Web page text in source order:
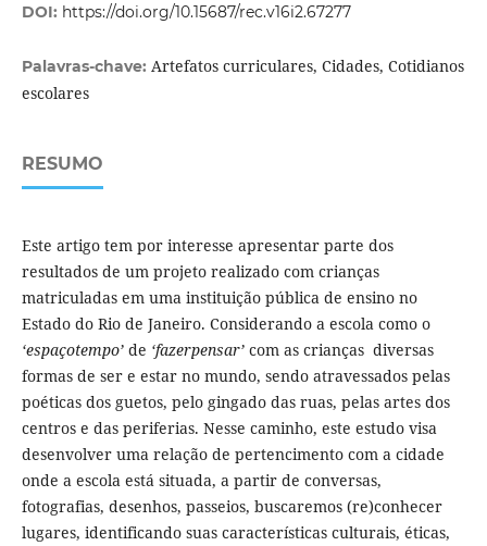
DOI: https://doi.org/10.15687/rec.v16i2.67277
Palavras-chave: Artefatos curriculares, Cidades, Cotidianos
escolares
RESUMO
Este artigo tem por interesse apresentar parte dos
resultados de um projeto realizado com crianças
matriculadas em uma instituição pública de ensino no
Estado do Rio de Janeiro. Considerando a escola como o
‘espaçotempo’ de ‘fazerpensar’ com as crianças diversas
formas de ser e estar no mundo, sendo atravessados pelas
poéticas dos guetos, pelo gingado das ruas, pelas artes dos
centros e das periferias. Nesse caminho, este estudo visa
desenvolver uma relação de pertencimento com a cidade
onde a escola está situada, a partir de conversas,
fotografias, desenhos, passeios, buscaremos (re)conhecer
lugares, identificando suas características culturais, éticas,